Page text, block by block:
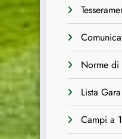
Norme di
Lista Gara
Campi a